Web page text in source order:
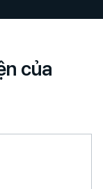
của